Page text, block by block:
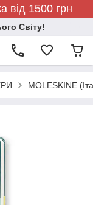
від 1500 грн
Світу!
MOLESKINE